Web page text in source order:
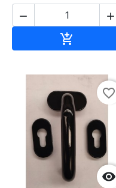
 


favorite_border